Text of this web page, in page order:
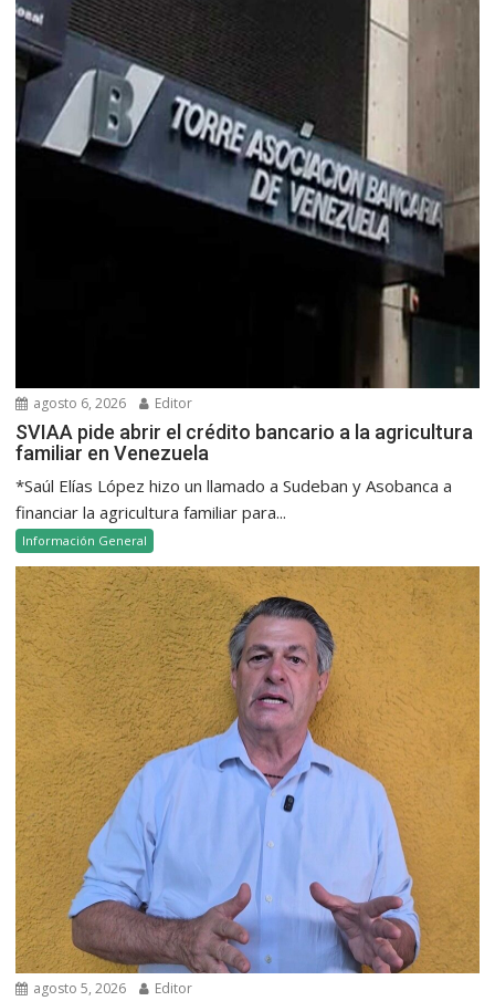
agosto 6, 2026 Editor
SVIAA pide abrir el crédito bancario a la agricultura
familiar en Venezuela
*Saúl Elías López hizo un llamado a Sudeban y Asobanca a
financiar la agricultura familiar para...
Información General
agosto 5, 2026 Editor